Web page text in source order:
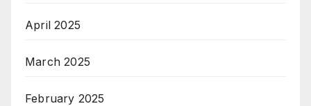
April 2025
March 2025
February 2025